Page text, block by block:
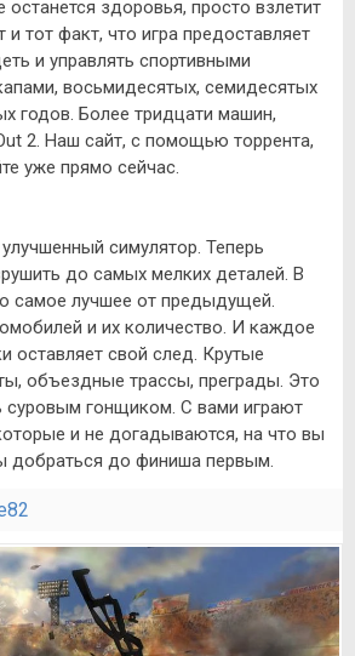
останется здоровья, просто взлетит
и тот факт, что игра предоставляет
и управлять спортивными
восьмидесятых, семидесятых
годов. Более тридцати машин,
2. Наш сайт, с помощью торрента,
уже прямо сейчас.
симулятор. Теперь
до самых мелких деталей. В
самое лучшее от предыдущей.
и их количество. И каждое
оставляет свой след. Крутые
объездные трассы, преграды. Это
суровым гонщиком. С вами играют
и не догадываются, на что вы
добраться до финиша первым.